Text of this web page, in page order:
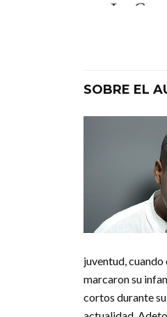
SOBRE EL
juventud,
marcaron su
cortos durante